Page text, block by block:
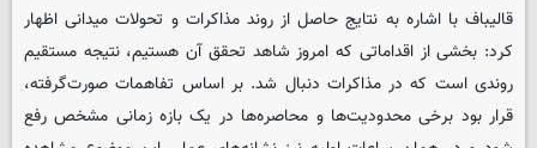
قالیباف با اشاره به نتایج حاصل از روند مذاکرات و تحولات میدانی اظهار
کرد: بخشی از اقداماتی که امروز شاهد تحقق آن هستیم، نتیجه مستقیم
روندی است که در مذاکرات دنبال شد. بر اساس تفاهمات صورت‌گرفته،
قرار بود برخی محدودیت‌ها و محاصره‌ها در یک بازه زمانی مشخص رفع